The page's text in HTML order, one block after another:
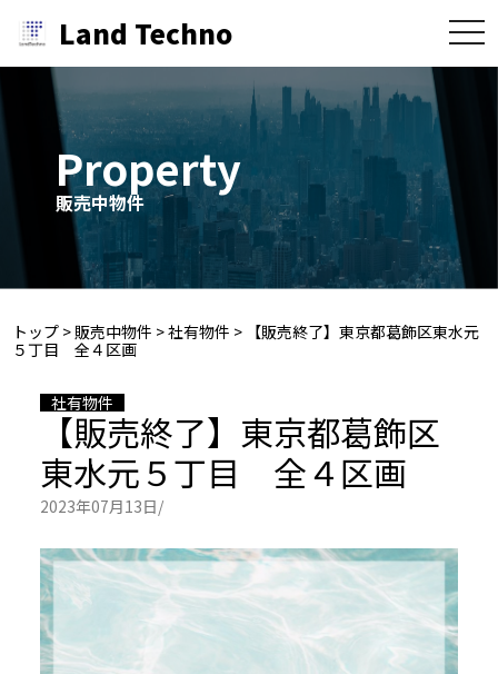
Land Techno
toggle
Property
販売中物件
トップ > 販売中物件 >社有物件 > 【販売終了】東京都葛飾区東水元
５丁目 全４区画
社有物件
【販売終了】東京都葛飾区
東水元５丁目 全４区画
2023年07月13日/